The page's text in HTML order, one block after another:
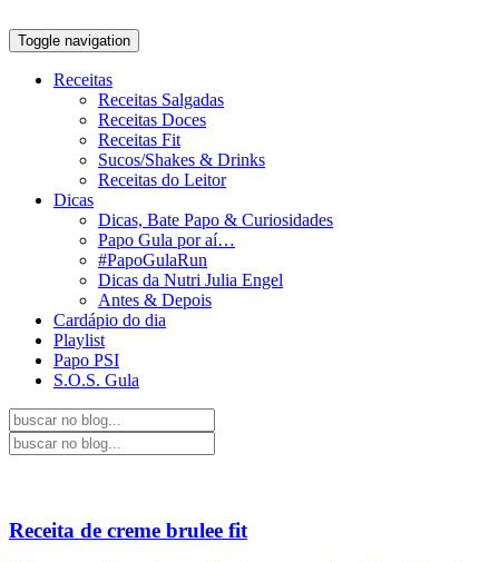
Toggle navigation
Receitas
Receitas Salgadas
Receitas Doces
Receitas Fit
Sucos/Shakes & Drinks
Receitas do Leitor
Dicas
Dicas, Bate Papo & Curiosidades
Papo Gula por aí…
#PapoGulaRun
Dicas da Nutri Julia Engel
Antes & Depois
Cardápio do dia
Playlist
Papo PSI
S.O.S. Gula
Receita de creme brulee fit